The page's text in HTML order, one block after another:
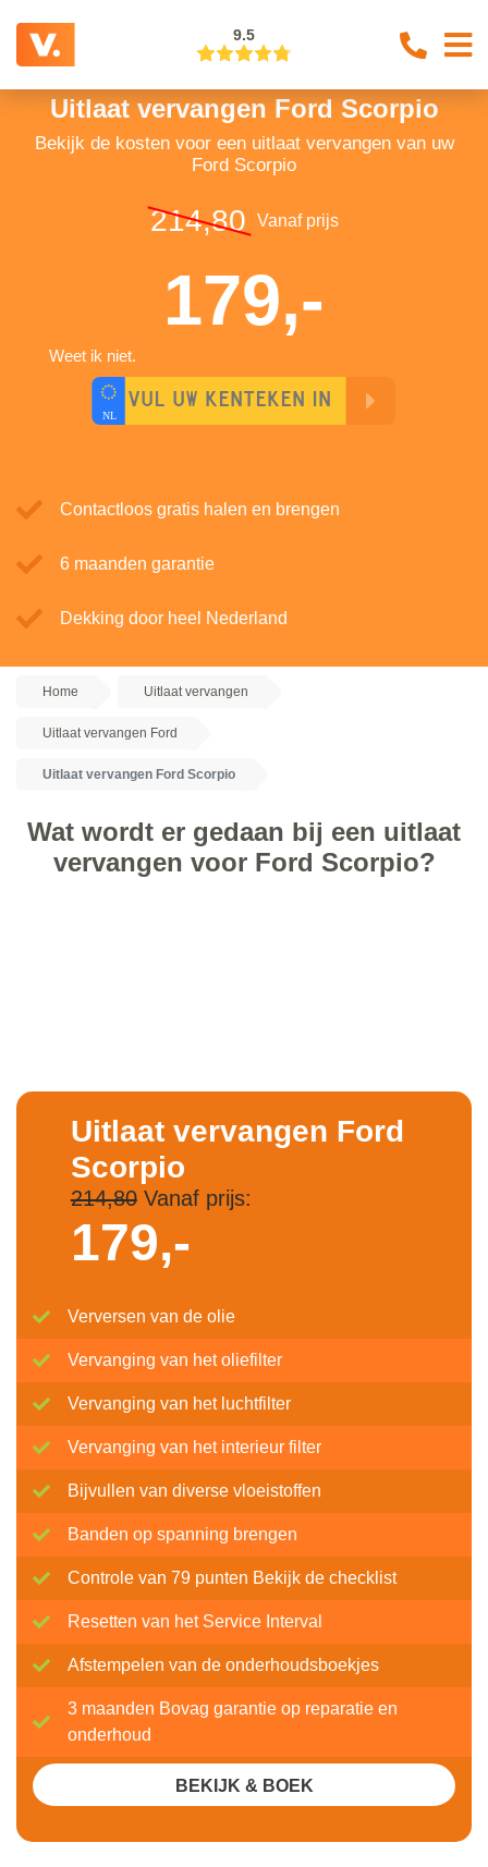
9.5
Uitlaat vervangen Ford Scorpio
Bekijk de kosten voor een uitlaat vervangen van uw
Ford Scorpio
214,80 Vanaf prijs
179,-
Weet ik niet.
Contactloos gratis halen en brengen
6 maanden garantie
Dekking door heel Nederland
Home Uitlaat vervangen
Uitlaat vervangen Ford
Uitlaat vervangen Ford Scorpio
Wat wordt er gedaan bij een uitlaat
vervangen voor Ford Scorpio?
Uitlaat vervangen Ford
Scorpio
214,80Vanaf prijs:
179,-
Verversen van de olie
Vervanging van het oliefilter
Vervanging van het luchtfilter
Vervanging van het interieur filter
Bijvullen van diverse vloeistoffen
Banden op spanning brengen
Controle van 79 punten Bekijk de checklist
Resetten van het Service Interval
Afstempelen van de onderhoudsboekjes
3 maanden Bovag garantie op reparatie en
onderhoud
BEKIJK & BOEK